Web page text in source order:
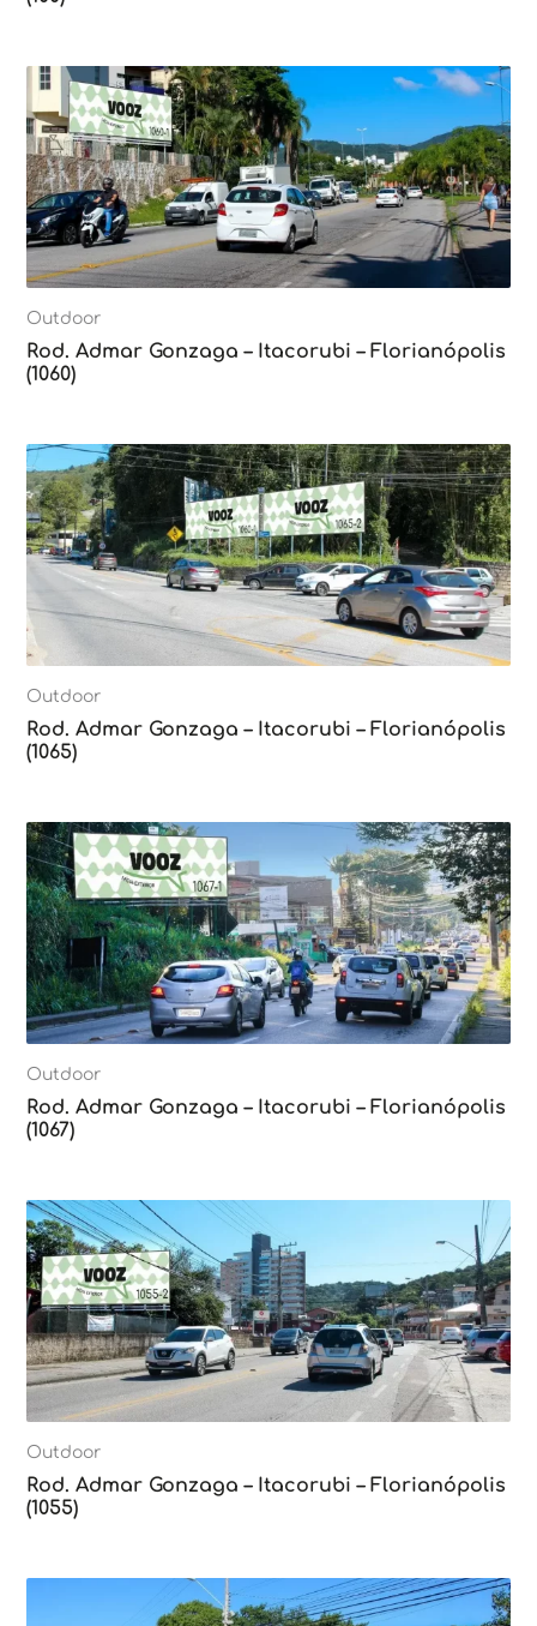
Outdoor
Rod. Admar Gonzaga – Itacorubi – Florianópolis
(1060)
Outdoor
Rod. Admar Gonzaga – Itacorubi – Florianópolis
(1065)
Outdoor
Rod. Admar Gonzaga – Itacorubi – Florianópolis
(1067)
Outdoor
Rod. Admar Gonzaga – Itacorubi – Florianópolis
(1055)